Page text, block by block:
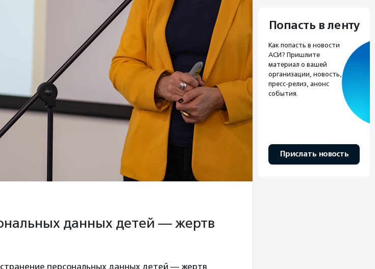
данных детей — жертв
персональных данных детей — жертв
Попасть в ленту
Как попасть в новости
АСИ? Пришлите
материал о вашей
организации, новость,
пресс-релиз, анонс
события.
Прислать новость